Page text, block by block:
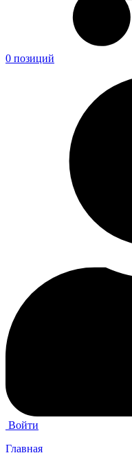
0 позиций
Войти
Главная